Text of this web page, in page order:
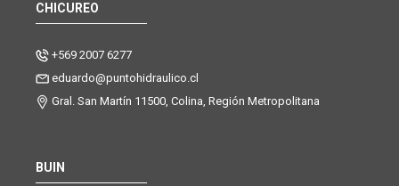
CHICUREO
+569 2007 6277
eduardo@puntohidraulico.cl
Gral. San Martín 11500, Colina, Región Metropolitana
BUIN